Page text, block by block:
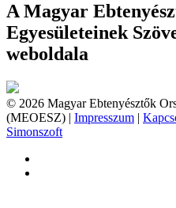
A Magyar
Egyesületeinek
weboldala
© 2026 Magyar Ebtenyésztők
(MEOESZ) | Impresszum |
Simonszoft